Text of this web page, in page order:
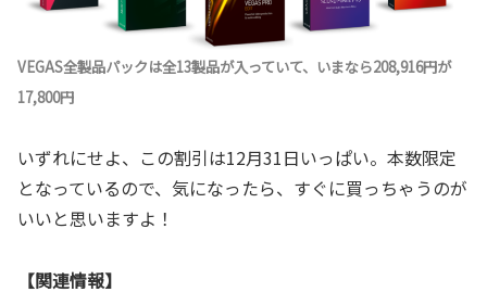
VEGAS全製品パックは全13製品が入っていて、いまなら208,916円が
17,800円
いずれにせよ、この割引は12月31日いっぱい。本数限定
となっているので、気になったら、すぐに買っちゃうのが
いいと思いますよ！
【関連情報】